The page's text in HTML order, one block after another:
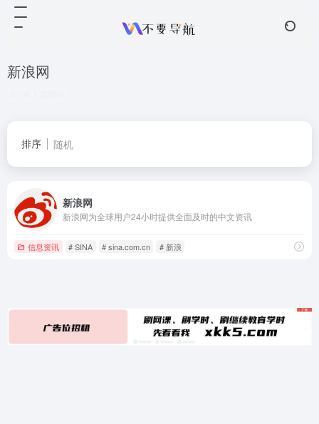
新浪网
排序 随机
新浪网
新浪网为全球用户24小时提供全面及时的中文资讯
信息资讯 # SINA # sina.com.cn # 新浪